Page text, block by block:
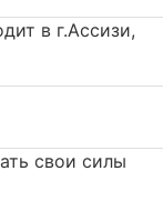
в г.Ассизи,
свои силы